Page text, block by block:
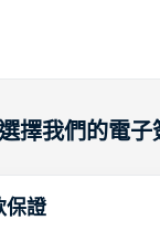
擇我們的電子
保證